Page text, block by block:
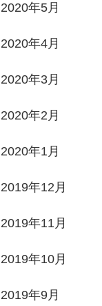
2020年5月
2020年4月
2020年3月
2020年2月
2020年1月
2019年12月
2019年11月
2019年10月
2019年9月